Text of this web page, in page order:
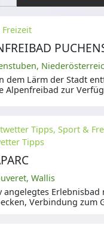
dem Lärm der Stadt
Alpenfreibad zur
Tipps, Sport &
Tipps
Wallis
angelegtes Erlebnisbad
Verbindung zum